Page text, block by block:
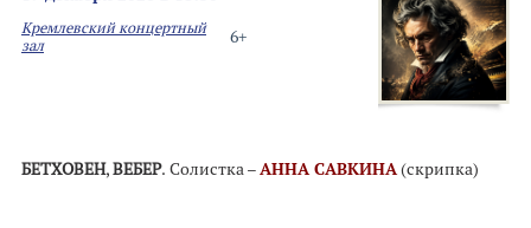
6+
Кремлевский концертный
зал
БЕТХОВЕН,ВЕБЕР. Солистка –АННА САВКИНА(скрипка)